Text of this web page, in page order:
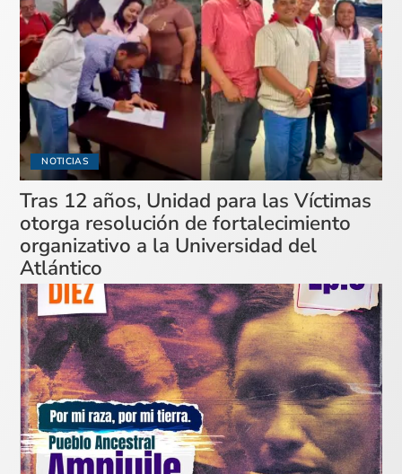
NOTICIAS
Tras 12 años, Unidad para las Víctimas
otorga resolución de fortalecimiento
organizativo a la Universidad del
Atlántico